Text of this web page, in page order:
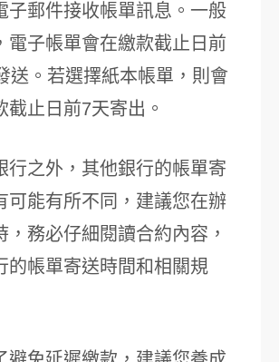
子郵件接收帳單訊息。一般
電子帳單會在繳款截止日前
送。若選擇紙本帳單，則會
截止日前7天寄出。
行之外，其他銀行的帳單寄
可能有所不同，建議您在辦
，務必仔細閱讀合約內容，
的帳單寄送時間和相關規